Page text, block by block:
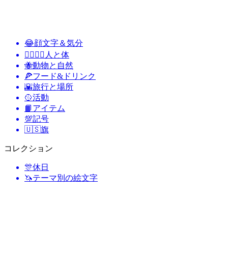
😂顔文字＆気分
👩‍❤️‍💋‍👨 人と体
🐝動物と自然
🍕フード&ドリンク
🌇旅行と場所
🥎活動
📙 アイテム
💯記号
🇺🇸旗
コレクション
🎊休日
🦄テーマ別の絵文字